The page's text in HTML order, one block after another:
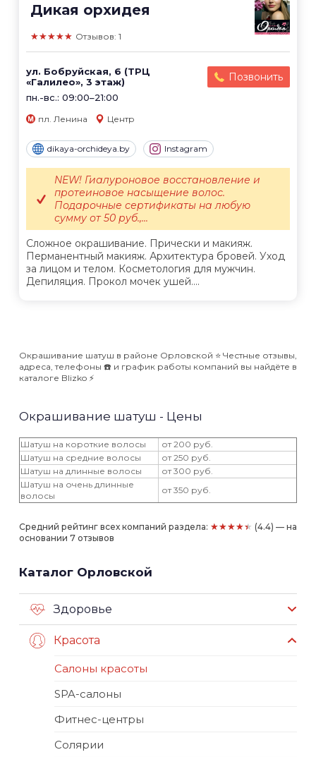
Дикая орхидея
★★★★★ Отзывов: 1
ул. Бобруйская, 6 (ТРЦ
«Галилео», 3 этаж)
пн.-вс.: 09:00–21:00
Позвонить
пл. Ленина Центр
dikaya-orchideya.by Instagram
Сложное окрашивание. Прически и макияж.
Перманентный макияж. Архитектура бровей. Уход
за лицом и телом. Косметология для мужчин.
Депиляция. Прокол мочек ушей....
NEW! Гиалуроновое восстановление и
протеиновое насыщение волос.
Подарочные сертификаты на любую
сумму от 50 руб.,...
Окрашивание шатуш в районе Орловской ⭐️ Честные отзывы,
адреса, телефоны ☎️ и график работы компаний вы найдёте в
каталоге Blizko ⚡️
Окрашивание шатуш - Цены
Шатуш на короткие волосы
от 200 руб.
Шатуш на средние волосы
от 250 руб.
Шатуш на длинные волосы
от 300 руб.
Шатуш на очень длинные
волосы
от 350 руб.
Средний рейтинг всех компаний раздела: ★★★★★ (4.4) — на
основании 7 отзывов
Каталог Орловской
Здоровье
Красота
Салоны красоты
SPA-салоны
Фитнес-центры
Солярии